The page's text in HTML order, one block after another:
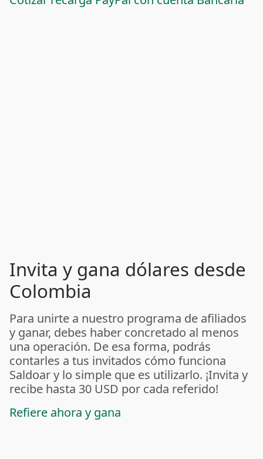
Invita y gana dólares desde
Colombia
Para unirte a nuestro programa de afiliados
y ganar, debes haber concretado al menos
una operación. De esa forma, podrás
contarles a tus invitados cómo funciona
Saldoar y lo simple que es utilizarlo. ¡Invita y
recibe hasta 30 USD por cada referido!
Refiere ahora y gana